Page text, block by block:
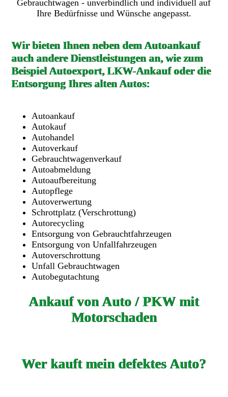
Gebrauchtwagen - unverbindlich und individuell auf
Ihre Bedürfnisse und Wünsche angepasst.
Wir bieten Ihnen neben dem Autoankauf
auch andere Dienstleistungen an, wie zum
Beispiel Autoexport, LKW-Ankauf oder die
Entsorgung Ihres alten Autos:
Autoankauf
Autokauf
Autohandel
Autoverkauf
Gebrauchtwagenverkauf
Autoabmeldung
Autoaufbereitung
Autopflege
Autoverwertung
Schrottplatz (Verschrottung)
Autorecycling
Entsorgung von Gebrauchtfahrzeugen
Entsorgung von Unfallfahrzeugen
Autoverschrottung
Unfall Gebrauchtwagen
Autobegutachtung
Ankauf von Auto / PKW mit
Motorschaden
Wer kauft mein defektes Auto?